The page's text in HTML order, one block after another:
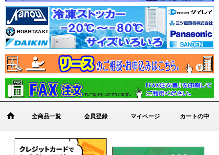
全商品一覧 会員登録 マイページ カートの中